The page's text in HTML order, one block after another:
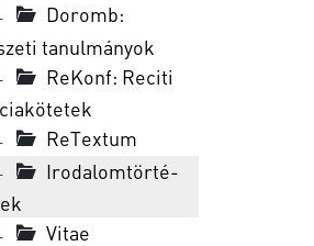
Doromb:
tanulmányok
ReKonf: Re­ci­ti
Re­Tex­tum
Iro­da­lom­tör­té­
Vitae